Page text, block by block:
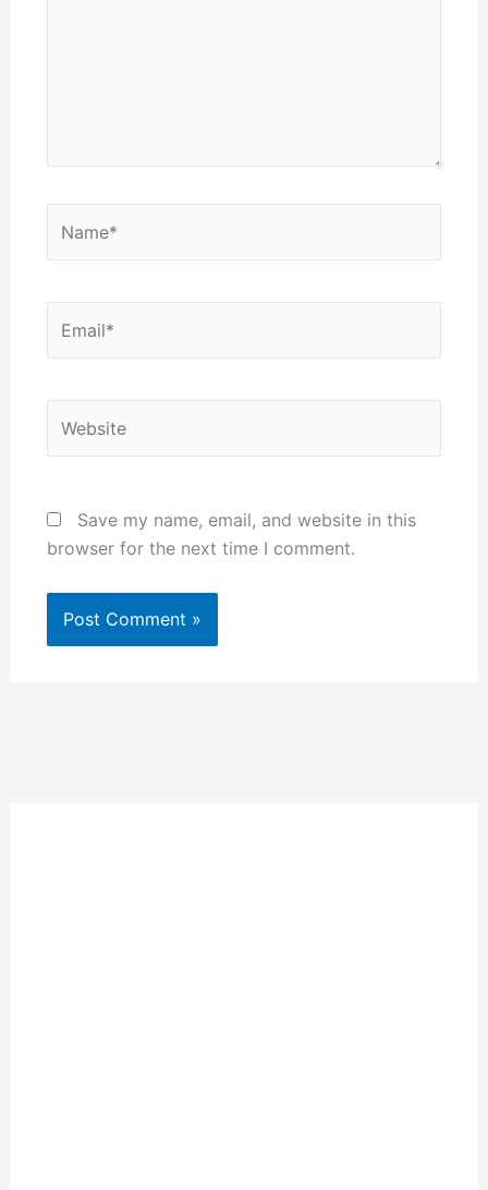
Save my name, email, and website in this
browser for the next time I comment.